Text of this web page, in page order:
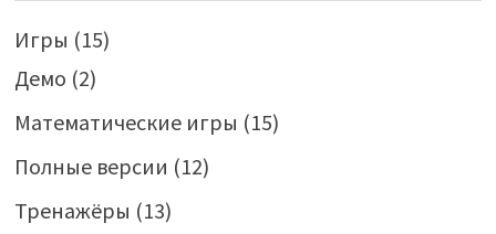
Игры (15)
Демо (2)
Математические игры (15)
Полные версии (12)
Тренажёры (13)